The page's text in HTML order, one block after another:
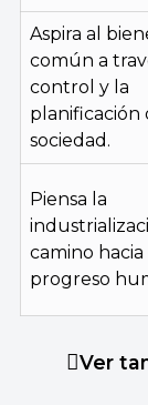
Aspira al
común a
control y la
planificación
sociedad.
Piensa la
camino hacia
progreso
Ver